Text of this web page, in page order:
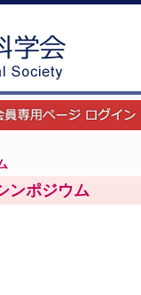
ンポジウム